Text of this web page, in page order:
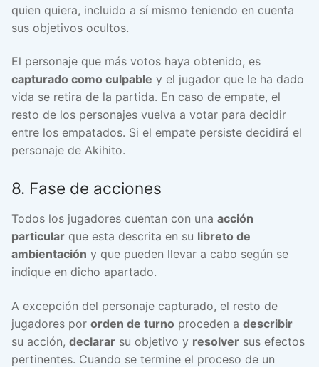
quien quiera, incluido a sí mismo teniendo en cuenta
sus objetivos ocultos.
El personaje que más votos haya obtenido, es
capturado como culpable y el jugador que le ha dado
vida se retira de la partida. En caso de empate, el
resto de los personajes vuelva a votar para decidir
entre los empatados. Si el empate persiste decidirá el
personaje de Akihito.
8. Fase de acciones
Todos los jugadores cuentan con una acción
particular que esta descrita en su libreto de
ambientación y que pueden llevar a cabo según se
indique en dicho apartado.
A excepción del personaje capturado, el resto de
jugadores por orden de turno proceden a describir
su acción, declarar su objetivo y resolver sus efectos
pertinentes. Cuando se termine el proceso de un